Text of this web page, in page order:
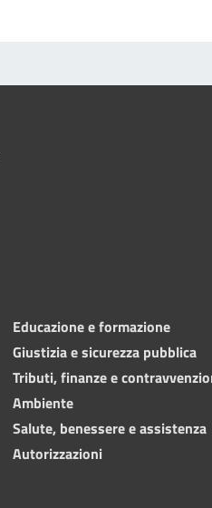
Educazione e formazione
Giustizia e sicurezza pubblica
Tributi, finanze e
Ambiente
Salute, benessere e assistenza
Autorizzazioni